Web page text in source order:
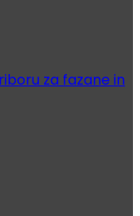
za fazane in